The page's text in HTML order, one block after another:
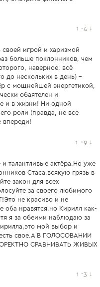
↑ -4 ↓
своей игрой и харизмой
больше поклонников, чем
наверное, всё
до нескольких в день) -
с мощнейшей энергетикой,
обаятелен и
и в жизни! Ни одной
роли (правда, не все
впереди!
↑ +9 ↓
талантливые актёра.Но уже
Стаса,всякую грязь в
закон для всех
за своего любимого
не красиво и не
нравятся,но Кирилл как-
я за обеими наблюдаю за
мой выбор и
свое.А В ГОЛОСОВАНИИ
СРАВНИВАТЬ ЖИВЫХ
↑ -3 ↓